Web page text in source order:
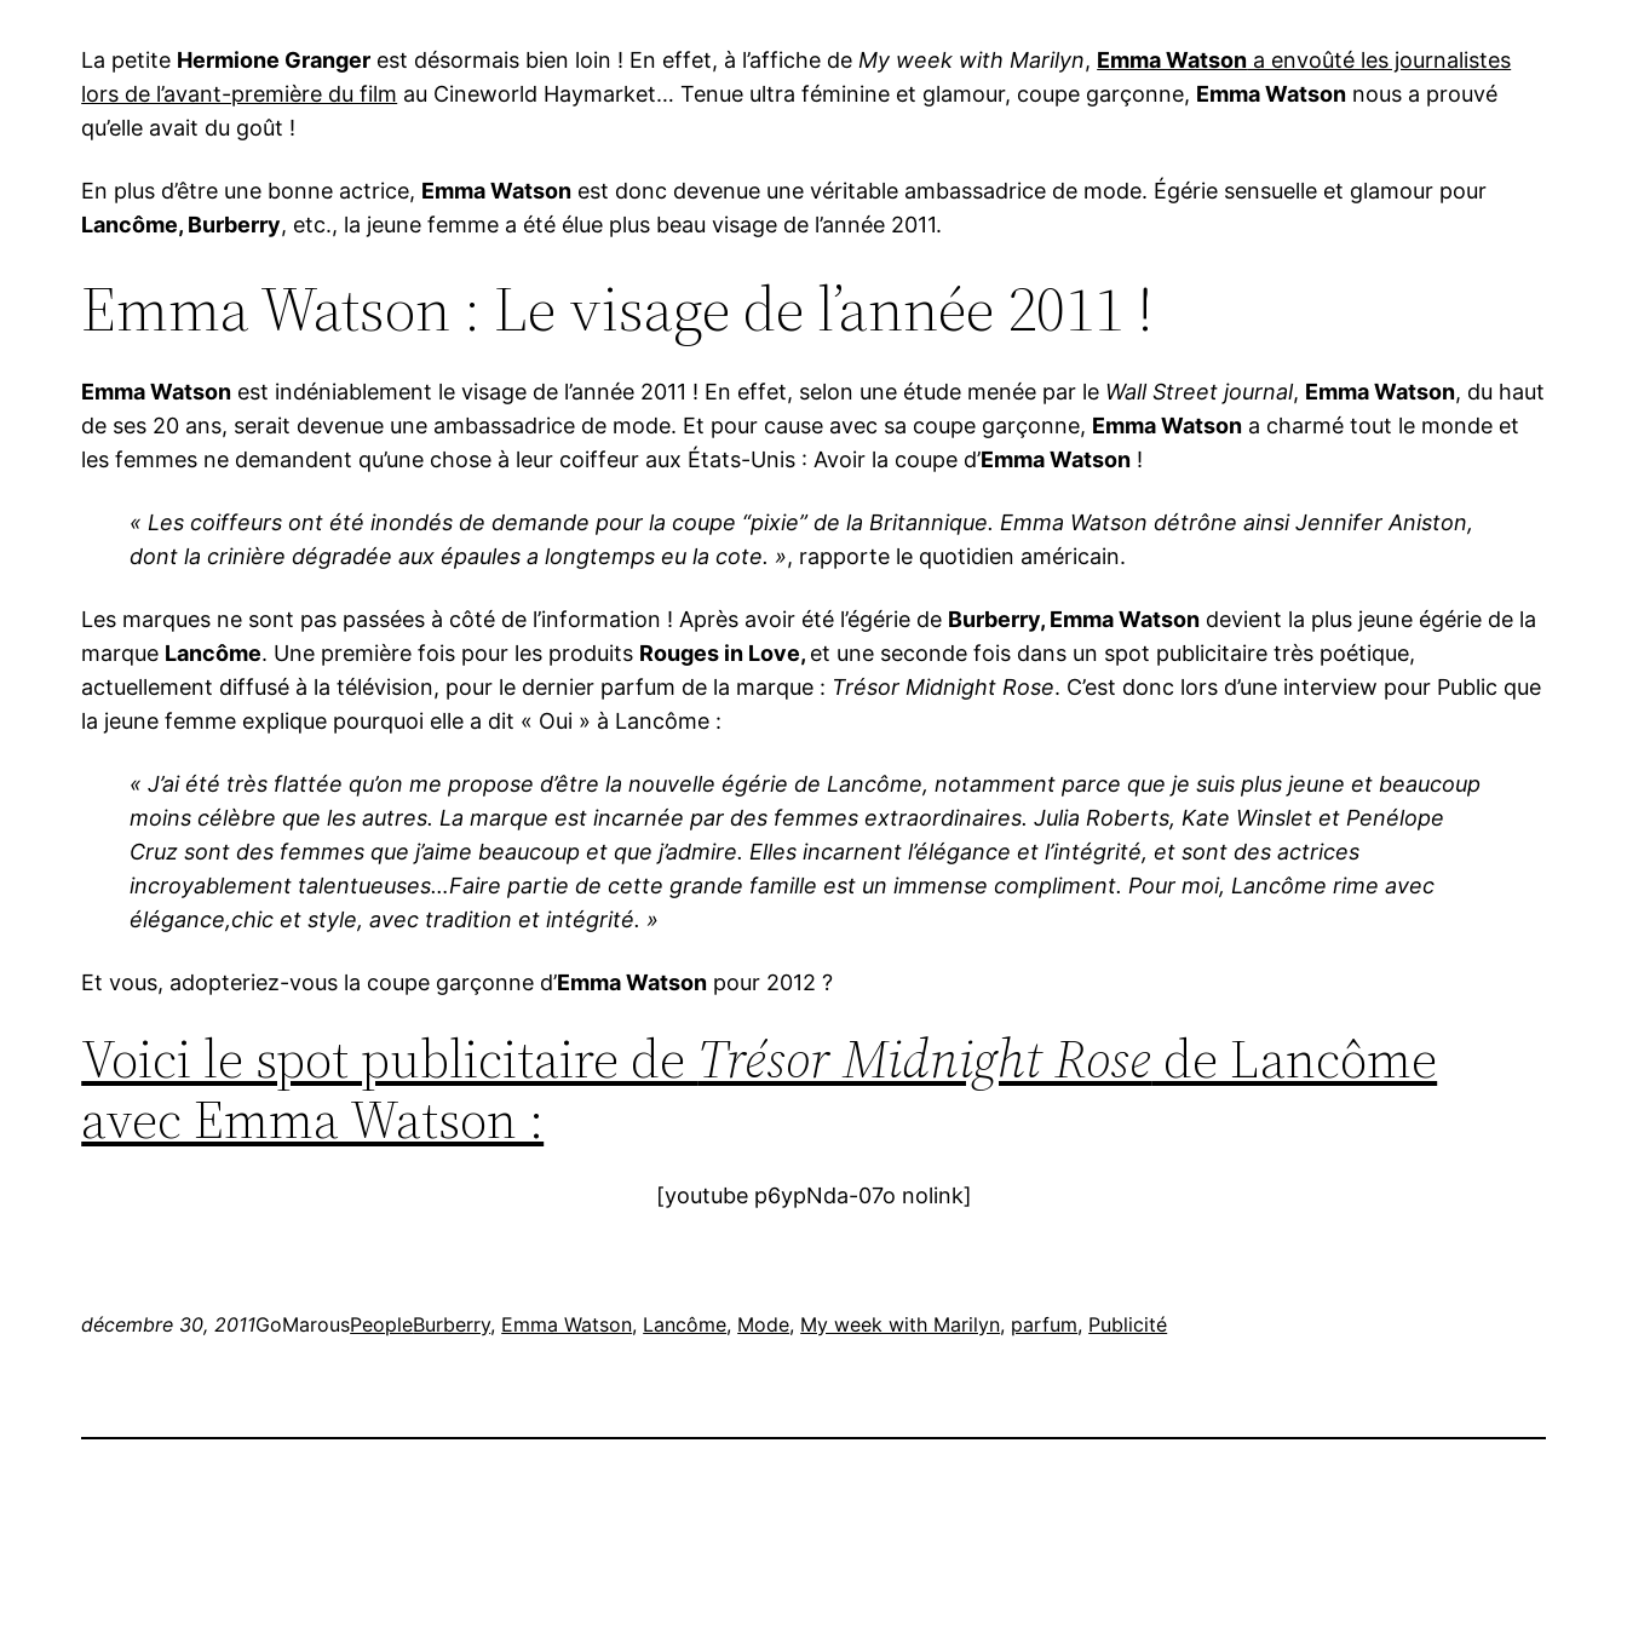
La petite Hermione Granger est désormais bien loin ! En effet, à l’affiche de My week with Marilyn, Emma Watson a envoûté les journalistes
lors de l’avant-première du film au Cineworld Haymarket… Tenue ultra féminine et glamour, coupe garçonne, Emma Watson nous a prouvé
qu’elle avait du goût !
En plus d’être une bonne actrice, Emma Watson est donc devenue une véritable ambassadrice de mode. Égérie sensuelle et glamour pour
Lancôme, Burberry, etc., la jeune femme a été élue plus beau visage de l’année 2011.
Emma Watson : Le visage de l’année 2011 !
Emma Watson est indéniablement le visage de l’année 2011 ! En effet, selon une étude menée par le Wall Street journal, Emma Watson, du haut
de ses 20 ans, serait devenue une ambassadrice de mode. Et pour cause avec sa coupe garçonne, Emma Watson a charmé tout le monde et
les femmes ne demandent qu’une chose à leur coiffeur aux États-Unis : Avoir la coupe d’Emma Watson !
« Les coiffeurs ont été inondés de demande pour la coupe “pixie” de la Britannique. Emma Watson détrône ainsi Jennifer Aniston,
dont la crinière dégradée aux épaules a longtemps eu la cote. », rapporte le quotidien américain.
Les marques ne sont pas passées à côté de l’information ! Après avoir été l’égérie de Burberry, Emma Watson devient la plus jeune égérie de la
marque Lancôme. Une première fois pour les produits Rouges in Love, et une seconde fois dans un spot publicitaire très poétique,
actuellement diffusé à la télévision, pour le dernier parfum de la marque : Trésor Midnight Rose. C’est donc lors d’une interview pour Public que
la jeune femme explique pourquoi elle a dit « Oui » à Lancôme :
« J’ai été très flattée qu’on me propose d’être la nouvelle égérie de Lancôme, notamment parce que je suis plus jeune et beaucoup
moins célèbre que les autres. La marque est incarnée par des femmes extraordinaires. Julia Roberts, Kate Winslet et Penélope
Cruz sont des femmes que j’aime beaucoup et que j’admire. Elles incarnent l’élégance et l’intégrité, et sont des actrices
incroyablement talentueuses…Faire partie de cette grande famille est un immense compliment. Pour moi, Lancôme rime avec
élégance,chic et style, avec tradition et intégrité. »
Et vous, adopteriez-vous la coupe garçonne d’Emma Watson pour 2012 ?
Voici le spot publicitaire de Trésor Midnight Rose de Lancôme
avec Emma Watson :
[youtube p6ypNda-07o nolink]
décembre 30, 2011GoMarousPeopleBurberry, Emma Watson, Lancôme, Mode, My week with Marilyn, parfum, Publicité